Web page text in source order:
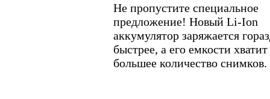
Не пропустите специальное
предложение! Новый Li-Ion
аккумулятор заряжается
быстрее, а его емкости
большее количество снимков.